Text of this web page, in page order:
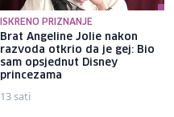
ISKRENO PRIZNANJE
Brat Angeline Jolie nakon
razvoda otkrio da je gej: Bio
sam opsjednut Disney
princezama
13 sati